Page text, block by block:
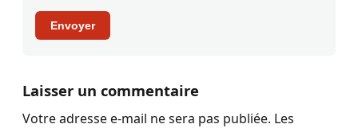
Envoyer
Laisser un commentaire
Votre adresse e-mail ne sera pas publiée. Les